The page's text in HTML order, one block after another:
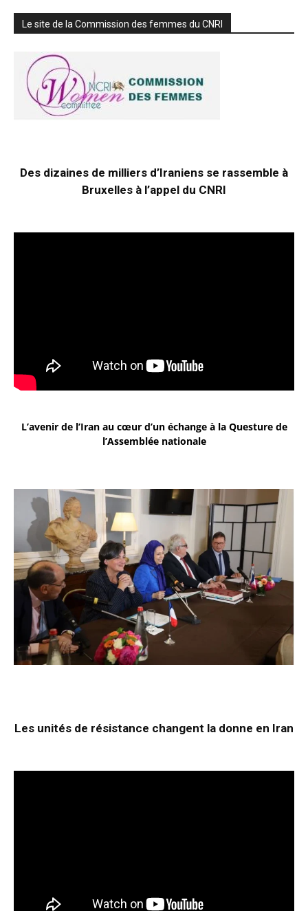
Le site de la Commission des femmes du CNRI
Des dizaines de milliers d’Iraniens se rassemble à
Bruxelles à l’appel du CNRI
L’avenir de l’Iran au cœur d’un échange à la Questure de
l’Assemblée nationale
Les unités de résistance changent la donne en Iran